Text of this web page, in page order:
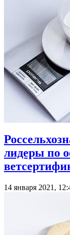
лидеры по
14 января 2021,